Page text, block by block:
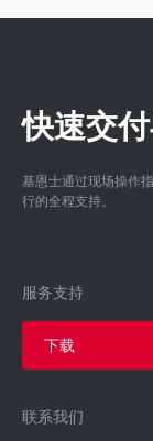
快速交
基恩士通过现场操作
行的全程支持。
服务支持
下载
联系我们